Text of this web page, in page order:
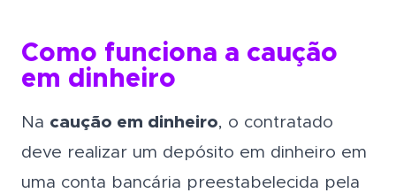
Como funciona a caução
em dinheiro
Na caução em dinheiro, o contratado
deve realizar um depósito em dinheiro em
uma conta bancária preestabelecida pela